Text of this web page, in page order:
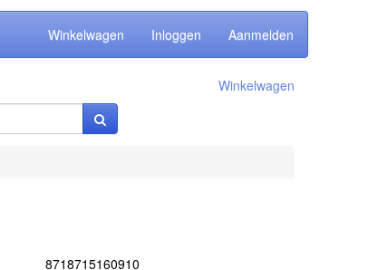
Winkelwagen Inloggen Aanmelden
Winkelwagen
8718715160910